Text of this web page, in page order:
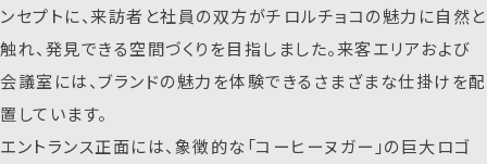
ンセプトに、来訪者と社員の双方がチロルチョコの魅力に自然と
触れ、発見できる空間づくりを目指しました。来客エリアおよび
会議室には、ブランドの魅力を体験できるさまざまな仕掛けを配
置しています。
エントランス正面には、象徴的な「コーヒーヌガー」の巨大ロゴ